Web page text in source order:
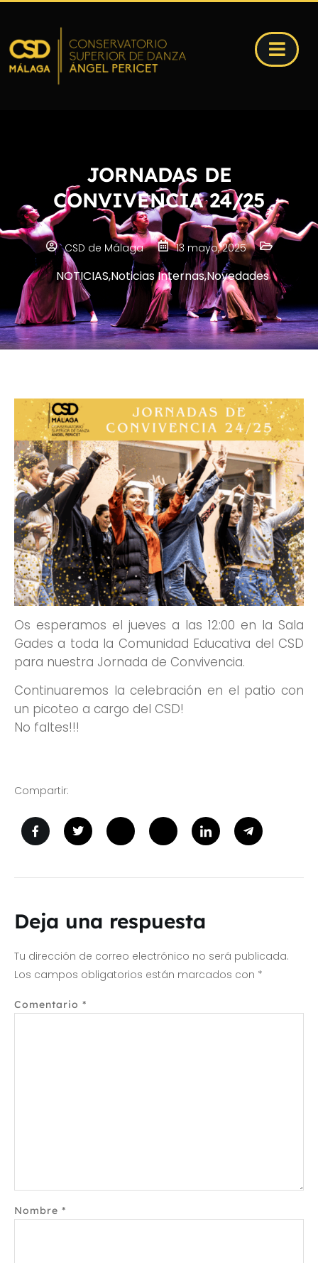
JORNADAS DE
CONVIVENCIA 24/25
CSD de Málaga 13 mayo, 2025
NOTICIAS,Noticias Internas,Novedades
Os esperamos el jueves a las 12:00 en la Sala
Gades a toda la Comunidad Educativa del CSD
para nuestra Jornada de Convivencia.
Continuaremos la celebración en el patio con
un picoteo a cargo del CSD!
No faltes!!!
Compartir:
Deja una respuesta
Tu dirección de correo electrónico no será publicada.
Los campos obligatorios están marcados con *
Comentario *
Nombre *